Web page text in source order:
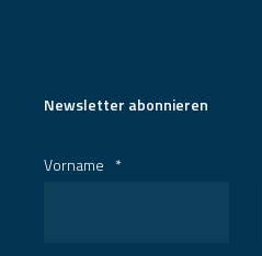
Newsletter abonnieren
Vorname *